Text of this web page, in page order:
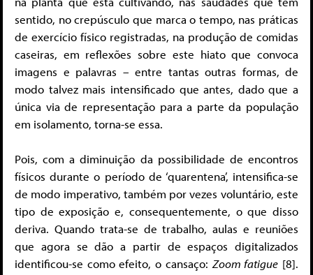
sentido, no crepúsculo que marca o tempo, nas práticas
de exercício físico registradas, na produção de comidas
caseiras, em reflexões sobre este hiato que convoca
imagens e palavras – entre tantas outras formas, de
modo talvez mais intensificado que antes, dado que a
única via de representação para a parte da população
em isolamento, torna-se essa.
Pois, com a diminuição da possibilidade de encontros
físicos durante o período de ‘quarentena’, intensifica-se
de modo imperativo, também por vezes voluntário, este
tipo de exposição e, consequentemente, o que disso
deriva. Quando trata-se de trabalho, aulas e reuniões
que agora se dão a partir de espaços digitalizados
identificou-se como efeito, o cansaço: Zoom fatigue [8].